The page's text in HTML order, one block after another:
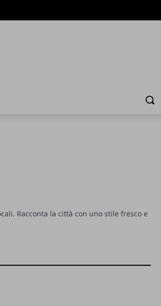
Cerca
Racconta la città con uno stile fresco e